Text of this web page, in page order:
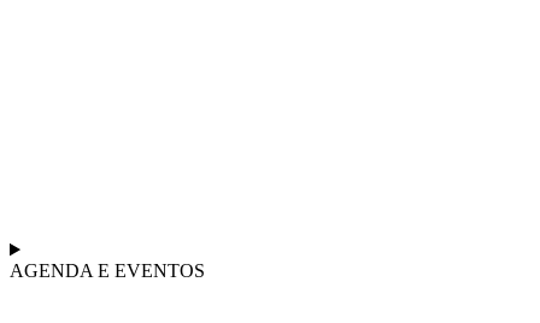
AGENDA E EVENTOS